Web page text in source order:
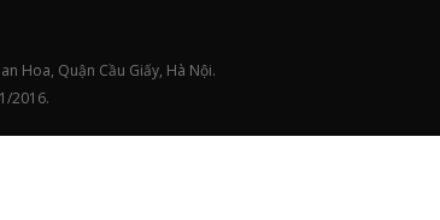
Hoa, Quận Cầu Giấy, Hà Nội.
2016.